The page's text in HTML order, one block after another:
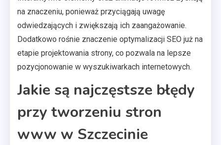
na znaczeniu, ponieważ przyciągają uwagę
odwiedzających i zwiększają ich zaangażowanie.
Dodatkowo rośnie znaczenie optymalizacji SEO już na
etapie projektowania strony, co pozwala na lepsze
pozycjonowanie w wyszukiwarkach internetowych.
Jakie są najczęstsze błędy
przy tworzeniu stron
www w Szczecinie